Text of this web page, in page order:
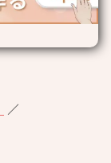
／